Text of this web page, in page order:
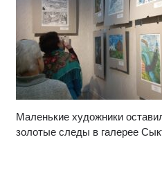
Маленькие художники
золотые следы в галерее